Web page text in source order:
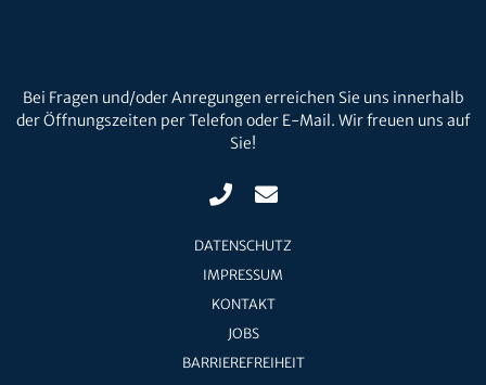
Bei Fragen und/oder Anregungen erreichen Sie uns innerhalb
der Öffnungszeiten per Telefon oder E-Mail. Wir freuen uns auf
Sie!
DATENSCHUTZ
IMPRESSUM
KONTAKT
JOBS
BARRIEREFREIHEIT